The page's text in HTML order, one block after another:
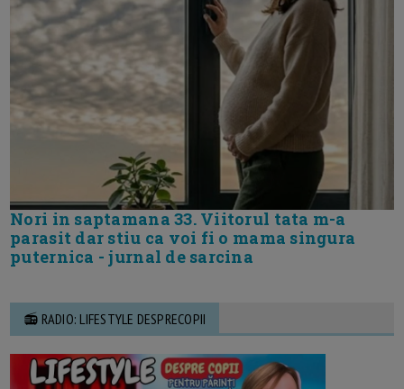
Nori in saptamana 33. Viitorul tata m-a
parasit dar stiu ca voi fi o mama singura
puternica - jurnal de sarcina
📻 RADIO: LIFESTYLE DESPRECOPII